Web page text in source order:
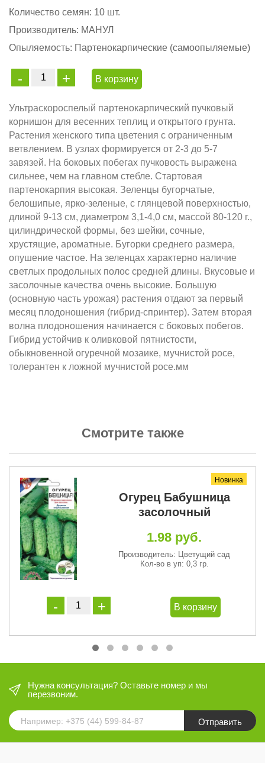
Количество семян: 10 шт.
Производитель: МАНУЛ
Опыляемость: Партенокарпические (самоопыляемые)
В корзину
Ультраскороспелый партенокарпический пучковый
корнишон для весенних теплиц и открытого грунта.
Растения женского типа цветения с ограниченным
ветвлением. В узлах формируется от 2-3 до 5-7
завязей. На боковых побегах пучковость выражена
сильнее, чем на главном стебле. Стартовая
партенокарпия высокая. Зеленцы бугорчатые,
белошипые, ярко-зеленые, с глянцевой поверхностью,
длиной 9-13 см, диаметром 3,1-4,0 см, массой 80-120 г.,
цилиндрической формы, без шейки, сочные,
хрустящие, ароматные. Бугорки среднего размера,
опушение частое. На зеленцах характерно наличие
светлых продольных полос средней длины. Вкусовые и
засолочные качества очень высокие. Большую
(основную часть урожая) растения отдают за первый
месяц плодоношения (гибрид-спринтер). Затем вторая
волна плодоношения начинается с боковых побегов.
Гибрид устойчив к оливковой пятнистости,
обыкновенной огуречной мозаике, мучнистой росе,
толерантен к ложной мучнистой росе.мм
Смотрите также
Новинка
Огурец Бабушница
засолочный
1.98 руб.
Производитель: Цветущий сад
Кол-во в уп: 0,3 гр.
В корзину
Нужна консультация? Оставьте номер и мы
перезвоним.
Отправить